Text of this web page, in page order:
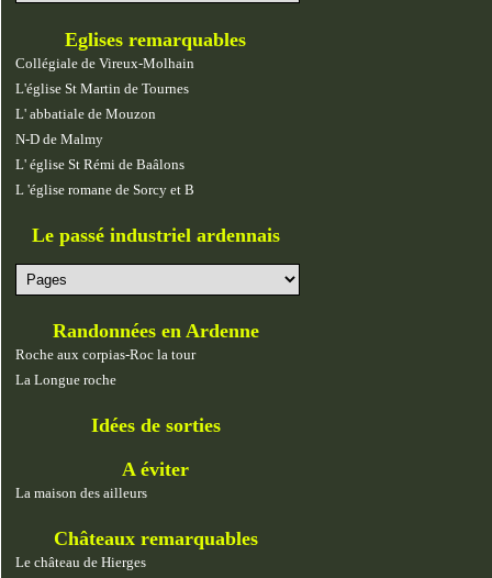
Eglises remarquables
Collégiale de Vireux-Molhain
L'église St Martin de Tournes
L' abbatiale de Mouzon
N-D de Malmy
L' église St Rémi de Baâlons
L 'église romane de Sorcy et B
Le passé industriel ardennais
Randonnées en Ardenne
Roche aux corpias-Roc la tour
La Longue roche
Idées de sorties
A éviter
La maison des ailleurs
Châteaux remarquables
Le château de Hierges